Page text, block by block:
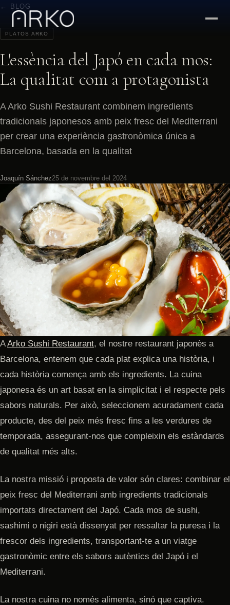
← BLOG
PLATOS ARKO
L'essència del Japó en cada mos:
La qualitat com a protagonista
A Arko Sushi Restaurant combinem ingredients
tradicionals japonesos amb peix fresc del Mediterrani
per crear una experiència gastronòmica única a
Barcelona, basada en la qualitat
Joaquín Sánchez25 de novembre del 2024
AArko Sushi Restaurant, el nostre restaurant japonès a
Barcelona, entenem que cada plat explica una història, i
cada història comença amb els ingredients. La cuina
japonesa és un art basat en la simplicitat i el respecte pels
sabors naturals. Per això, seleccionem acuradament cada
producte, des del peix més fresc fins a les verdures de
temporada, assegurant-nos que compleixin els estàndards
de qualitat més alts.
La nostra missió i proposta de valor són clares: combinar el
peix fresc del Mediterrani amb ingredients tradicionals
importats directament del Japó. Cada mos de sushi,
sashimi o nigiri està dissenyat per ressaltar la puresa i la
frescor dels ingredients, transportant-te a un viatge
gastronòmic entre els sabors autèntics del Japó i el
Mediterrani.
La nostra cuina no només alimenta, sinó que captiva.